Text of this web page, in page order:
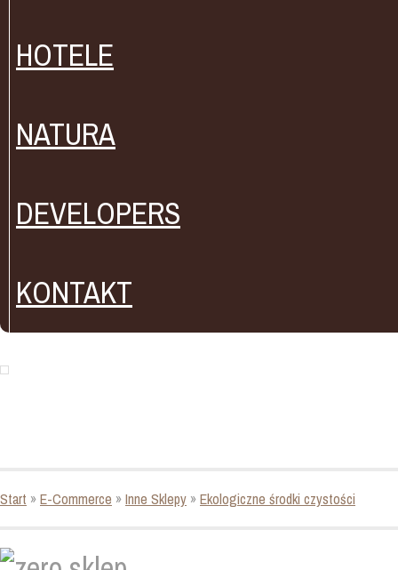
HOTELE
NATURA
DEVELOPERS
KONTAKT
Start »E-Commerce »Inne Sklepy »Ekologiczne środki czystości